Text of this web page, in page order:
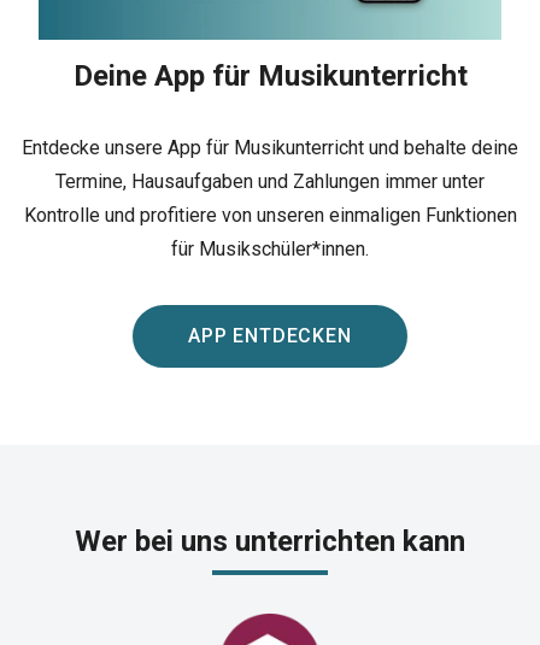
Deine App für Musikunterricht​
Entdecke unsere App für Musikunterricht und behalte deine
Termine, Hausaufgaben und Zahlungen immer unter
Kontrolle und profitiere von unseren einmaligen Funktionen
für Musikschüler*innen.
APP ENTDECKEN​
Wer bei uns unterrichten kann